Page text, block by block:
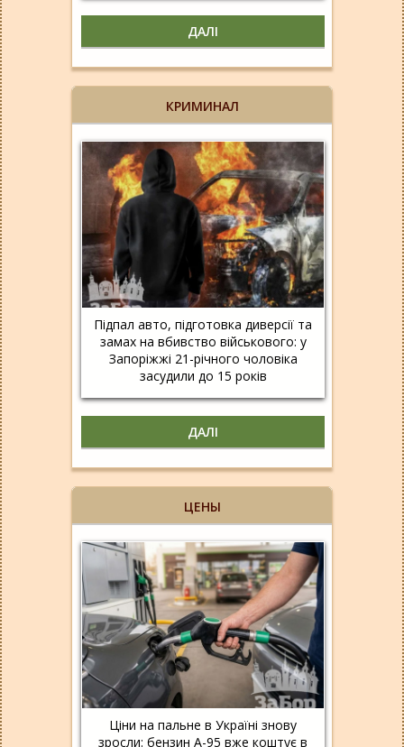
ДАЛІ
КРИМИНАЛ
Підпал авто, підготовка диверсії та
замах на вбивство військового: у
Запоріжжі 21-річного чоловіка
засудили до 15 років
ДАЛІ
ЦЕНЫ
Ціни на пальне в Україні знову
зросли: бензин А-95 вже коштує в